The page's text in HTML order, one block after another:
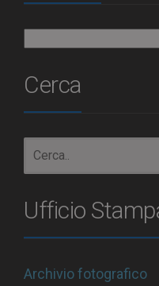
Cerca
Ufficio
Archivio fotografico